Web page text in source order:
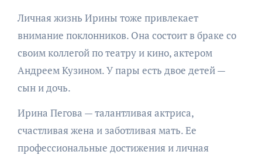
Личная жизнь Ирины тоже привлекает
внимание поклонников. Она состоит в браке со
своим коллегой по театру и кино, актером
Андреем Кузином. У пары есть двое детей —
сын и дочь.
Ирина Пегова — талантливая актриса,
счастливая жена и заботливая мать. Ее
профессиональные достижения и личная